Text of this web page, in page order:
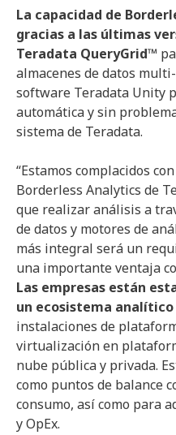
La capacidad de
gracias a las últimas
Teradata QueryGrid™
almacenes de datos
software Teradata Unity
automática y sin
sistema de Teradata.
“Estamos complacidos
Borderless Analytics de
que realizar análisis a
de datos y motores de
más integral será un
una importante ventaja
Las empresas están
un ecosistema
instalaciones de
virtualización en
nube pública y privada.
como puntos de balance
consumo, así como para
y OpEx.